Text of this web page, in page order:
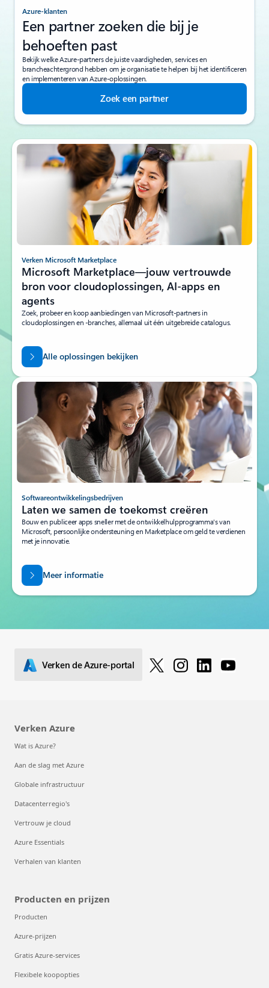
Azure-klanten
Een partner zoeken die bij je
behoeften past
Bekijk welke Azure-partners de juiste vaardigheden, services en
brancheachtergrond hebben om je organisatie te helpen bij het identificeren
en implementeren van Azure-oplossingen.
Zoek een partner
Verken Microsoft Marketplace
Microsoft Marketplace—jouw vertrouwde
bron voor cloudoplossingen, AI-apps en
agents
Zoek, probeer en koop aanbiedingen van Microsoft-partners in
cloudoplossingen en -branches, allemaal uit één uitgebreide catalogus.
Alle oplossingen bekijken
Softwareontwikkelingsbedrijven
Laten we samen de toekomst creëren
Bouw en publiceer apps sneller met de ontwikkelhulpprogramma's van
Microsoft, persoonlijke ondersteuning en Marketplace om geld te verdienen
met je innovatie.
Meer informatie
Verken de Azure-portal
Verken Azure
Wat is Azure?
Aan de slag met Azure
Globale infrastructuur
Datacenterregio's
Vertrouw je cloud
Azure Essentials
Verhalen van klanten
Producten en prijzen
Producten
Azure-prijzen
Gratis Azure-services
Flexibele koopopties